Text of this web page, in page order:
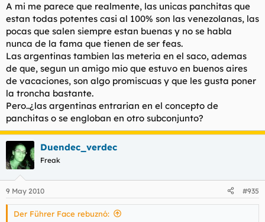
A mi me parece que realmente, las unicas panchitas que
estan todas potentes casi al 100% son las venezolanas, las
pocas que salen siempre estan buenas y no se habla
nunca de la fama que tienen de ser feas.
Las argentinas tambien las meteria en el saco, ademas
de que, segun un amigo mio que estuvo en buenos aires
de vacaciones, son algo promiscuas y que les gusta poner
la troncha bastante.
Pero..¿las argentinas entrarian en el concepto de
panchitas o se engloban en otro subconjunto?
Duendec_verdec
Freak
9 May 2010 #935
Der Führer Face rebuznó: